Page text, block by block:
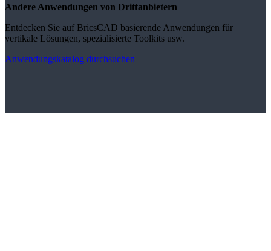
Andere Anwendungen von Drittanbietern
Entdecken Sie auf BricsCAD basierende Anwendungen für
vertikale Lösungen, spezialisierte Toolkits usw.
Anwendungskatalog durchsuchen